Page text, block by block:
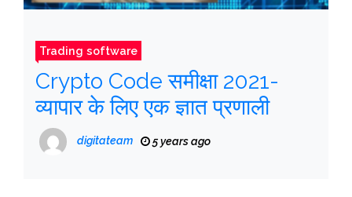
Trading software
Crypto Code समीक्षा 2021-
व्यापार के लिए एक ज्ञात प्रणाली
digitateam 5 years ago